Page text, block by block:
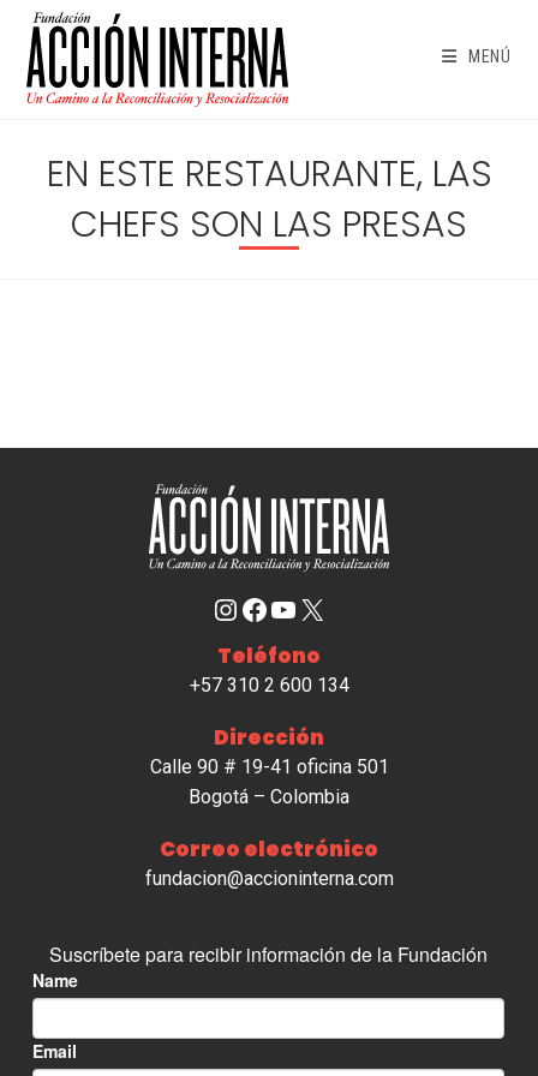
contenido
MENÚ
EN ESTE RESTAURANTE, LAS
CHEFS SON LAS PRESAS
Instagram Facebook YouTube X
Teléfono
+57 310 2 600 134
Dirección
Calle 90 # 19-41 oficina 501
Bogotá – Colombia
Correo electrónico
fundacion@accioninterna.com